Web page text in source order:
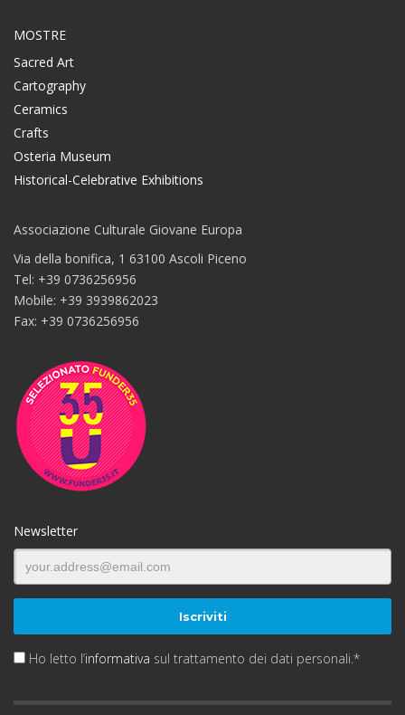
MOSTRE
Sacred Art
Cartography
Ceramics
Crafts
Osteria Museum
Historical-Celebrative Exhibitions
Associazione Culturale Giovane Europa
Via della bonifica, 1 63100 Ascoli Piceno
Tel: +39 0736256956
Mobile: +39 3939862023
Fax: +39 0736256956
Newsletter
Ho letto l’informativa sul trattamento dei dati personali.*